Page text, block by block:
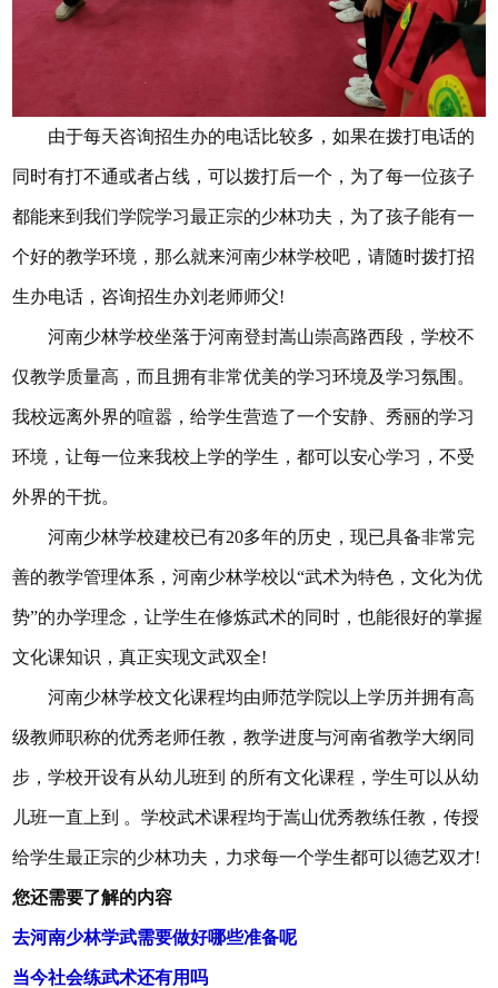
由于每天咨询招生办的电话比较多，如果在拨打电话的
同时有打不通或者占线，可以拨打后一个，为了每一位孩子
都能来到我们学院学习最正宗的少林功夫，为了孩子能有一
个好的教学环境，那么就来河南少林学校吧，请随时拨打招
生办电话，咨询招生办刘老师师父!
河南少林学校坐落于河南登封嵩山崇高路西段，学校不
仅教学质量高，而且拥有非常优美的学习环境及学习氛围。
我校远离外界的喧嚣，给学生营造了一个安静、秀丽的学习
环境，让每一位来我校上学的学生，都可以安心学习，不受
外界的干扰。
河南少林学校建校已有20多年的历史，现已具备非常完
善的教学管理体系，河南少林学校以“武术为特色，文化为优
势”的办学理念，让学生在修炼武术的同时，也能很好的掌握
文化课知识，真正实现文武双全!
河南少林学校文化课程均由师范学院以上学历并拥有高
级教师职称的优秀老师任教，教学进度与河南省教学大纲同
步，学校开设有从幼儿班到 的所有文化课程，学生可以从幼
儿班一直上到 。学校武术课程均于嵩山优秀教练任教，传授
给学生最正宗的少林功夫，力求每一个学生都可以德艺双才!
您还需要了解的内容
去河南少林学武需要做好哪些准备呢
当今社会练武术还有用吗